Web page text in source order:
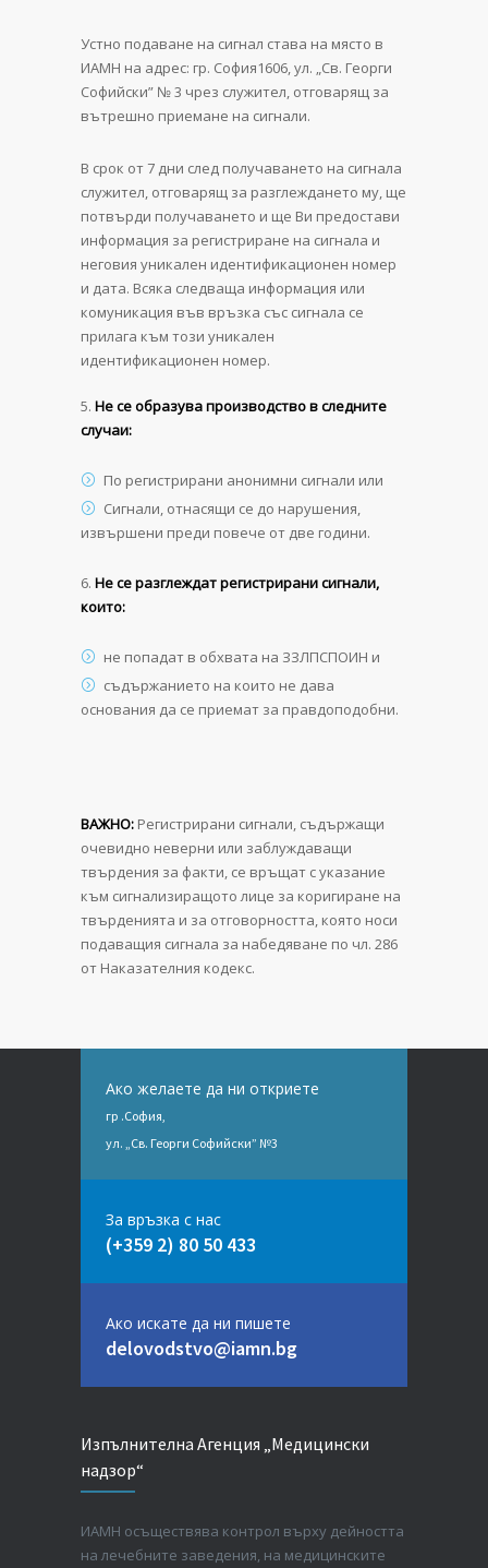
Устно подаване на сигнал става на място в
ИАМН на адрес: гр. София1606, ул. „Св. Георги
Софийски” № 3 чрез служител, отговарящ за
вътрешно приемане на сигнали.
В срок от 7 дни след получаването на сигнала
служител, отговарящ за разглеждането му, ще
потвърди получаването и ще Ви предостави
информация за регистриране на сигнала и
неговия уникален идентификационен номер
и дата. Всяка следваща информация или
комуникация във връзка със сигнала се
прилага към този уникален
идентификационен номер.
Не се образува производство в следните
случаи:
По регистрирани анонимни сигнали или
Сигнали, отнасящи се до нарушения,
извършени преди повече от две години.
Не се разглеждат регистрирани сигнали,
които:
не попадат в обхвата на ЗЗЛПСПОИН и
съдържанието на които не дава
основания да се приемат за правдоподобни.
ВАЖНО: Регистрирани сигнали, съдържащи
очевидно неверни или заблуждаващи
твърдения за факти, се връщат с указание
към сигнализиращото лице за коригиране на
твърденията и за отговорността, която носи
подаващия сигнала за набедяване по чл. 286
от Наказателния кодекс.
Ако желаете да ни откриете
гр .София,
ул. „Св. Георги Софийски” №3
За връзка с нас
(+359 2) 80 50 433
Ако искате да ни пишете
delovodstvo@iamn.bg
Изпълнителна Агенция „Медицински
надзор“
ИАМН осъществява контрол върху дейността
на лечебните заведения, на медицинските